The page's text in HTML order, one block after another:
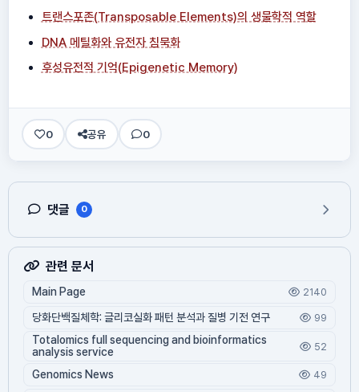
트랜스포존(Transposable Elements)의 생물학적 역할
DNA 메틸화와 유전자 침묵화
후성유전적 기억(Epigenetic Memory)
0 공유 0
댓글 0
관련 문서
Main Page 2140
당화단백질체학: 글리코실화 패턴 분석과 질병 기전 연구 99
Totalomics full sequencing and bioinformatics
analysis service
52
Genomics News 49